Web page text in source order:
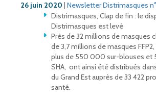
26 juin 2020 | Newsletter Distrimasques
Distrimasques, Clap de fin : le
Distrimasques est levé
Près de 32 millions de masques
de 3,7 millions de masques
plus de 550 000 sur-blouses et
SHA, ont ainsi été distribués
du Grand Est auprès de 33 422
santé.